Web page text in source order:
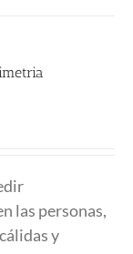
las personas,
y